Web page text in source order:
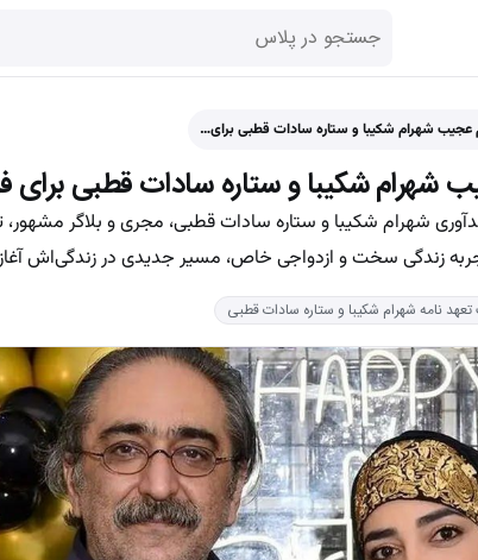
شهرام شکیبا و ستاره سادات قطبی برای…
شکیبا و ستاره سادات قطبی برای
شهرام شکیبا و ستاره سادات قطبی، مجری و بلاگر
زندگی سخت و ازدواجی خاص، مسیر جدیدی در زندگی‌اش
نامه شهرام شکیبا و ستاره سادات قطبی